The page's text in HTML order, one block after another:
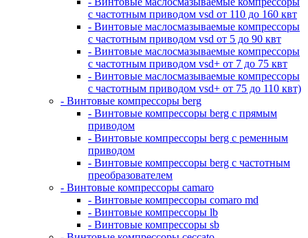
с частотным приводом vsd от 110 до 160 квт
- Винтовые маслосмазываемые компрессоры
с частотным приводом vsd от 5 до 90 квт
- Винтовые маслосмазываемые компрессоры
с частотным приводом vsd+ от 7 до 75 квт
- Винтовые маслосмазываемые компрессоры
с частотным приводом vsd+ от 75 до 110 квт)
- Винтовые компрессоры berg
- Винтовые компрессоры berg с прямым
приводом
- Винтовые компрессоры berg с ременным
приводом
- Винтовые компрессоры berg с частотным
преобразователем
- Винтовые компрессоры camaro
- Винтовые компрессоры comaro md
- Винтовые компрессоры lb
- Винтовые компрессоры sb